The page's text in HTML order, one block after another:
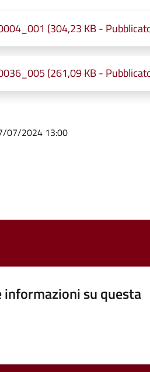
(304,23 KB -
(261,09 KB -
07/2024 13:00
informazioni su questa